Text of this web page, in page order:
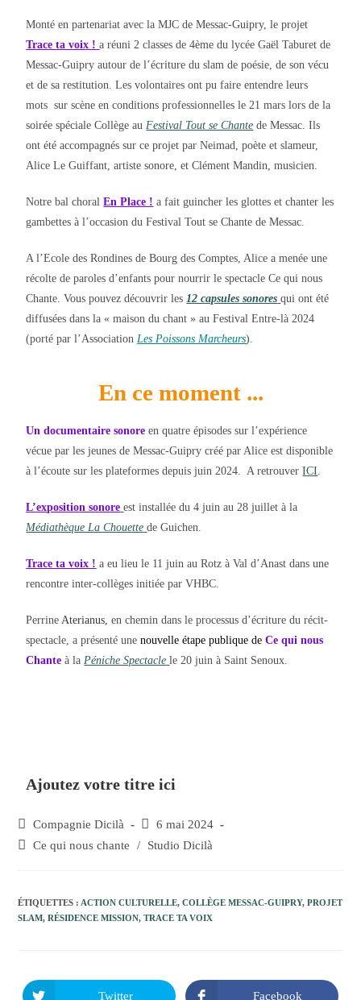
Monté en partenariat avec la MJC de Messac-Guipry, le projet
Trace ta voix ! a réuni 2 classes de 4ème du lycée Gaël Taburet de
Messac-Guipry autour de l’écriture du slam de poésie, de son vécu
et de sa restitution. Les volontaires ont pu faire entendre leurs
mots sur scène en conditions professionnelles le 21 mars lors de la
soirée spéciale Collège auFestival Tout se Chante de Messac. Ils
ont été accompagnés sur ce projet par Neimad, poète et slameur,
Alice Le Guiffant, artiste sonore, et Clément Mandin, musicien.
Notre bal choralEn Place ! a fait guincher les glottes et chanter les
gambettes à l’occasion du Festival Tout se Chante de Messac.
A l’Ecole des Rondines de Bourg des Comptes, Alice a menée une
récolte de paroles d’enfants pour nourrir le spectacle Ce qui nous
Chante. Vous pouvez découvrir les12 capsules sonores qui ont été
diffusées dans la « maison du chant » au Festival Entre-là 2024
(porté par l’Association Les Poissons Marcheurs).
En ce moment ...
Un documentaire sonore en quatre épisodes sur l’expérience
vécue par les jeunes de Messac-Guipry créé par Alice est disponible
à l’écoute sur les plateformes depuis juin 2024. A retrouverICI.
L’exposition sonore est installée du 4 juin au 28 juillet à la
Médiathèque La Chouette de Guichen.
Trace ta voix ! a eu lieu le 11 juin au Rotz à Val d’Anast dans une
rencontre inter-collèges initiée par VHBC.
PerrineAterianus, en chemin dans le processus d’écriture du récit-
spectacle, a présenté unenouvelle étape publique deCe qui nous
Chante à laPéniche Spectacle le 20 juin à Saint Senoux.
Ajoutez votre titre ici
Compagnie Dicilà
6 mai 2024
Ce qui nous chante
/ Studio Dicilà
ÉTIQUETTES : ACTION CULTURELLE, COLLÈGE MESSAC-GUIPRY, PROJET
SLAM, RÉSIDENCE MISSION, TRACE TA VOIX
Twitter Facebook